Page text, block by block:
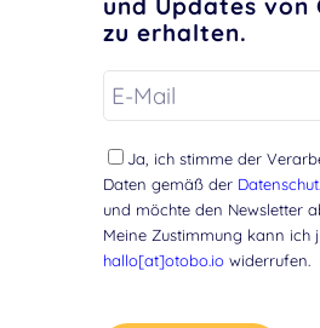
und Updates von
zu erhalten.
Ja, ich stimme der
Daten gemäß der
und möchte den Newsletter
Meine Zustimmung kann ich
hallo[at]otobo.iowiderrufen.